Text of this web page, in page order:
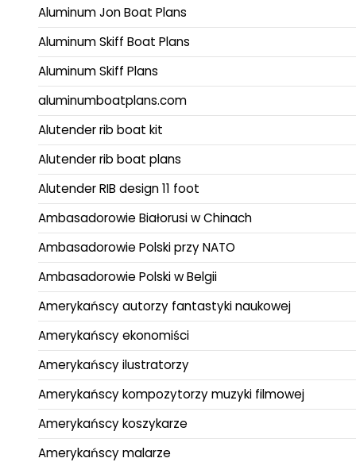
Aluminum Jon Boat Plans
Aluminum Skiff Boat Plans
Aluminum Skiff Plans
aluminumboatplans.com
Alutender rib boat kit
Alutender rib boat plans
Alutender RIB design 11 foot
Ambasadorowie Białorusi w Chinach
Ambasadorowie Polski przy NATO
Ambasadorowie Polski w Belgii
Amerykańscy autorzy fantastyki naukowej
Amerykańscy ekonomiści
Amerykańscy ilustratorzy
Amerykańscy kompozytorzy muzyki filmowej
Amerykańscy koszykarze
Amerykańscy malarze